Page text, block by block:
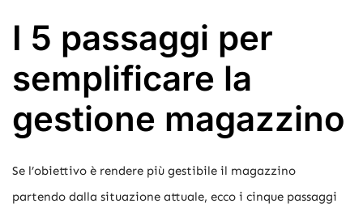
I 5 passaggi per
semplificare la
gestione magazzino
Se l’obiettivo è rendere più gestibile il magazzino
partendo dalla situazione attuale, ecco i cinque passaggi